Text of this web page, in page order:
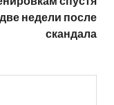
две недели после
скандала